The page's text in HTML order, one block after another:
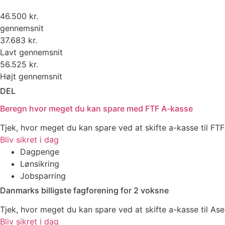
46.500 kr.
gennemsnit
37.683 kr.
Lavt gennemsnit
56.525 kr.
Højt gennemsnit
DEL
Beregn hvor meget du kan spare med FTF A-kasse
Tjek, hvor meget du kan spare ved at skifte a-kasse til
Bliv sikret i dag
Dagpenge
Lønsikring
Jobsparring
Danmarks billigste fagforening for 2 voksne
Tjek, hvor meget du kan spare ved at skifte a-kasse til Ase
Bliv sikret i dag